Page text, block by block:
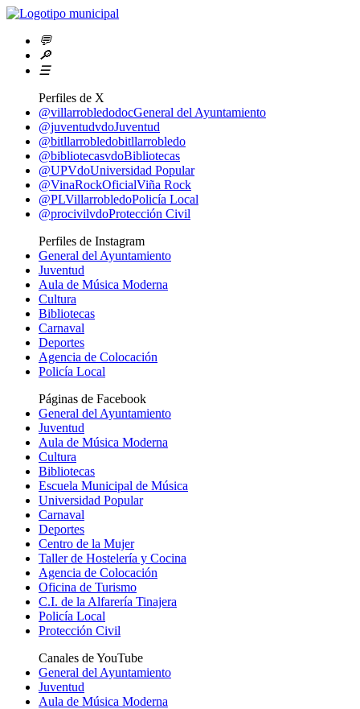
💬
🔎
☰
Perfiles de X
@villarrobledodocGeneral del Ayuntamiento
@juventudvdoJuventud
@bitllarrobledobitllarrobledo
@bibliotecasvdoBibliotecas
@UPVdoUniversidad Popular
@VinaRockOficialViña Rock
@PLVillarrobledoPolicía Local
@procivilvdoProtección Civil
Perfiles de Instagram
General del Ayuntamiento
Juventud
Aula de Música Moderna
Cultura
Bibliotecas
Carnaval
Deportes
Agencia de Colocación
Policía Local
Páginas de Facebook
General del Ayuntamiento
Juventud
Aula de Música Moderna
Cultura
Bibliotecas
Escuela Municipal de Música
Universidad Popular
Carnaval
Deportes
Centro de la Mujer
Taller de Hostelería y Cocina
Agencia de Colocación
Oficina de Turismo
C.I. de la Alfarería Tinajera
Policía Local
Protección Civil
Canales de YouTube
General del Ayuntamiento
Juventud
Aula de Música Moderna